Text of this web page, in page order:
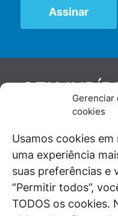
Gerenciar
cookies
Usamos cookies
uma experiência
suas preferências e
“Permitir todos”,
TODOS os cookies.
GEN
De maneira
juristas e
diante de questões
universo jurídico.